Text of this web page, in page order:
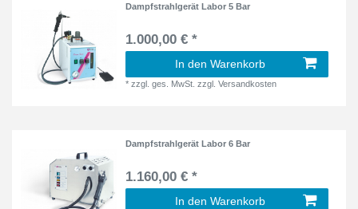
Dampfstrahlgerät Labor 5 Bar
1.000,00 € *
In den Warenkorb
*zzgl. ges. MwSt. zzgl.Versandkosten
Dampfstrahlgerät Labor 6 Bar
1.160,00 € *
In den Warenkorb